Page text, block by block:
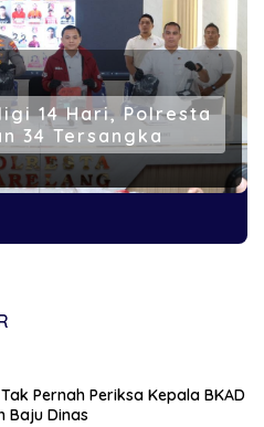
14 Hari, Polresta
34 Tersangka
Pernah Periksa Kepala BKAD
Baju Dinas